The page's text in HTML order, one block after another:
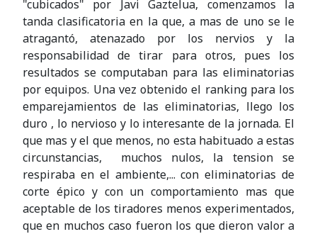
"cubicados" por Javi Gaztelua, comenzamos la
tanda clasificatoria en la que, a mas de uno se le
atragantó, atenazado por los nervios y la
responsabilidad de tirar para otros, pues los
resultados se computaban para las eliminatorias
por equipos. Una vez obtenido el ranking para los
emparejamientos de las eliminatorias, llego los
duro , lo nervioso y lo interesante de la jornada. El
que mas y el que menos, no esta habituado a estas
circunstancias, muchos nulos, la tension se
respiraba en el ambiente,... con eliminatorias de
corte épico y con un comportamiento mas que
aceptable de los tiradores menos experimentados,
que en muchos caso fueron los que dieron valor a